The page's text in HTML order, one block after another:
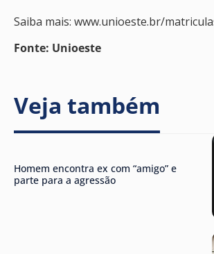
Saiba mais: www.unioeste.br/
Fonte: Unioeste
Veja também
Homem encontra ex com “amigo” e
parte para a agressão